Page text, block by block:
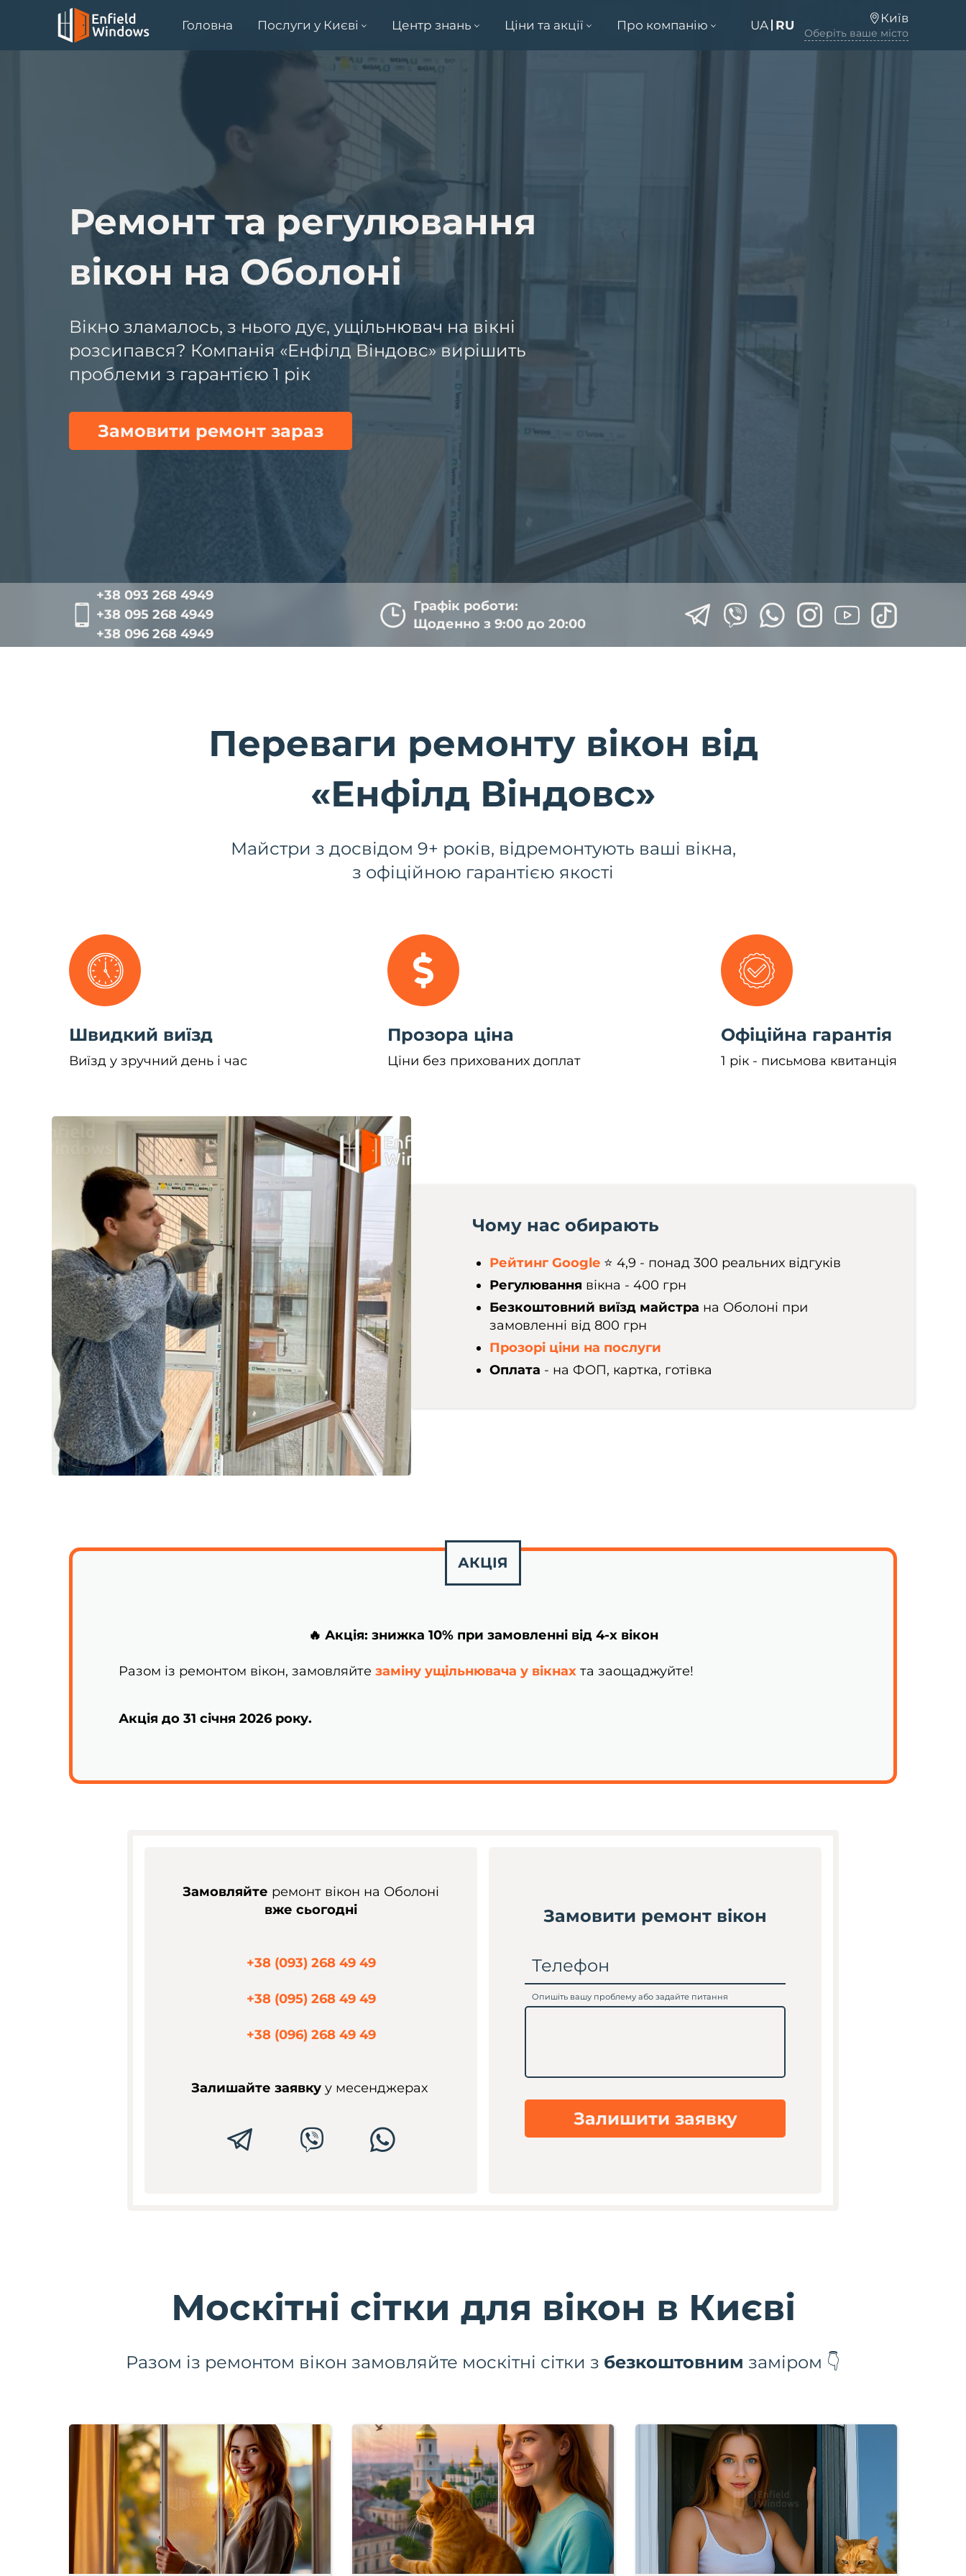
Головна Послуги у Києві Центр знань Ціни та акції Про компанію UA RU Київ
Оберіть ваше місто
Ремонт та регулювання
вікон на Оболоні
Вікно зламалось, з нього дує, ущільнювач на вікні
розсипався? Компанія «Енфілд Віндовс» вирішить
проблеми з гарантією 1 рік
Замовити ремонт зараз
+38 093 268 4949
+38 095 268 4949
+38 096 268 4949
Графік роботи:
Щоденно з 9:00 до 20:00
Переваги ремонту вікон від
«Енфілд Віндовс»
Майстри з досвідом 9+ років, відремонтують ваші вікна,
з офіційною гарантією якості
Швидкий виїзд
Виїзд у зручний день і час
Прозора ціна
Ціни без прихованих доплат
Офіційна гарантія
1 рік - письмова квитанція
Чому нас обирають
Рейтинг Google ⭐️ 4,9 - понад 300 реальних відгуків
Регулювання вікна - 400 грн
Безкоштовний виїзд майстра на Оболоні при
замовленні від 800 грн
Прозорі ціни на послуги
Оплата - на ФОП, картка, готівка
АКЦІЯ
🔥 Акція: знижка 10% при замовленні від 4-х вікон
Разом із ремонтом вікон, замовляйте заміну ущільнювача у вікнах та заощаджуйте!
Акція до 31 січня 2026 року.
Замовляйте ремонт вікон на Оболоні
вже сьогодні
+38 (093) 268 49 49
+38 (095) 268 49 49
+38 (096) 268 49 49
Залишайте заявкуу месенджерах
Замовити ремонт вікон
Телефон
Опишіть вашу проблему або задайте питання
Залишити заявку
Москітні сітки для вікон в Києві
Разом із ремонтом вікон замовляйте москітні сітки з безкоштовним заміром 👇